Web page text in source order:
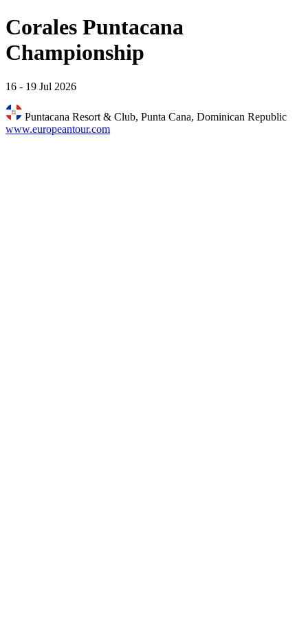
Corales Puntacana
Championship
16 - 19 Jul 2026
Puntacana Resort & Club, Punta Cana, Dominican Republic
www.europeantour.com